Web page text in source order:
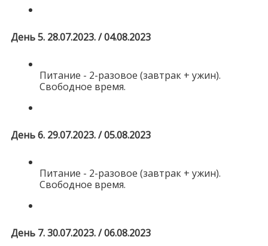
День 5. 28.07.2023. / 04.08.2023
Питание - 2-разовое (завтрак + ужин).
Свободное время.
День 6. 29.07.2023. / 05.08.2023
Питание - 2-разовое (завтрак + ужин).
Свободное время.
День 7. 30.07.2023. / 06.08.2023